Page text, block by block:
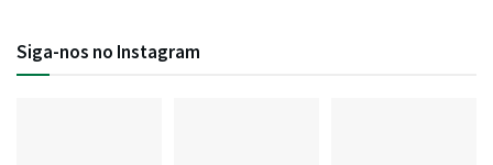
Siga-nos no Instagram